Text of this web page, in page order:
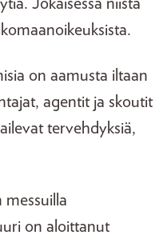
on aamusta iltaan
agentit ja skoutit
tervehdyksiä,
on aloittanut